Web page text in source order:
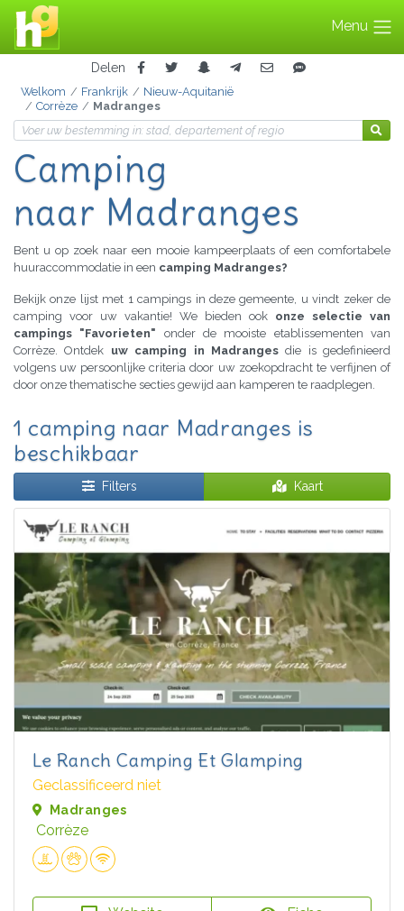
Menu
Delen
Welkom Frankrijk
Nieuw-Aquitanië
Corrèze
Madranges
Camping
naar Madranges
Bent u op zoek naar een mooie kampeerplaats of een comfortabele
huuraccommodatie in een camping Madranges?
Bekijk onze lijst met 1 campings in deze gemeente, u vindt zeker de
camping voor uw vakantie! We bieden ook onze selectie van
campings "Favorieten" onder de mooiste etablissementen van
Corrèze. Ontdek uw camping in Madrangesdie is gedefinieerd
volgens uw persoonlijke criteria door uw zoekopdracht te verfijnen of
door onze thematische secties gewijd aan kamperen te raadplegen.
1 camping naar Madranges is
beschikbaar
Filters Kaart
Le Ranch Camping Et Glamping
Geclassificeerd niet
Madranges
Corrèze